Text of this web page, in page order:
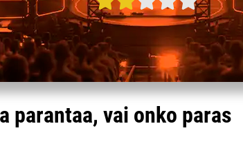
parantaa, vai onko paras